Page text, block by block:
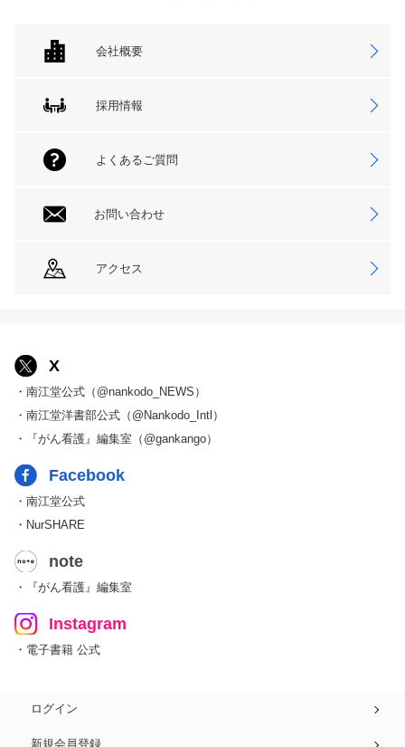
会社概要
採用情報
よくあるご質問
お問い合わせ
アクセス
X
・南江堂公式（@nankodo_NEWS）
・南江堂洋書部公式（@Nankodo_Intl）
・『がん看護』編集室（@gankango）
Facebook
・南江堂公式
・NurSHARE
note
・『がん看護』編集室
Instagram
・電子書籍 公式
ログイン
新規会員登録